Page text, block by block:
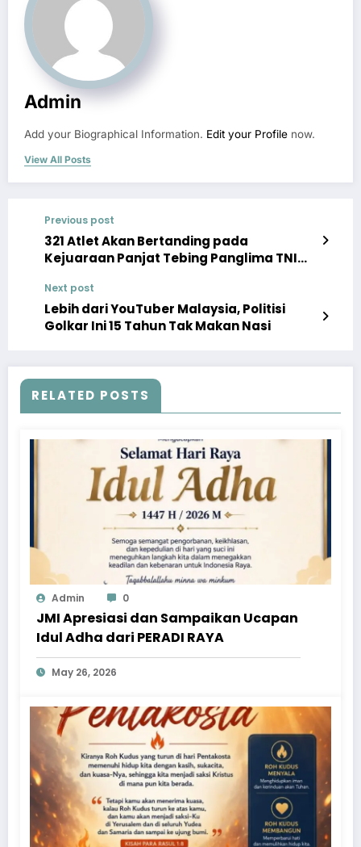
Admin
Add your Biographical Information. Edit your Profile now.
View All Posts
Previous post
321 Atlet Akan Bertanding pada
Kejuaraan Panjat Tebing Panglima TNI
Next post
Lebih dari YouTuber Malaysia, Politisi
Golkar Ini 15 Tahun Tak Makan Nasi
RELATED POSTS
Admin 0
JMI Apresiasi dan Sampaikan Ucapan
Idul Adha dari PERADI RAYA
May 26, 2026